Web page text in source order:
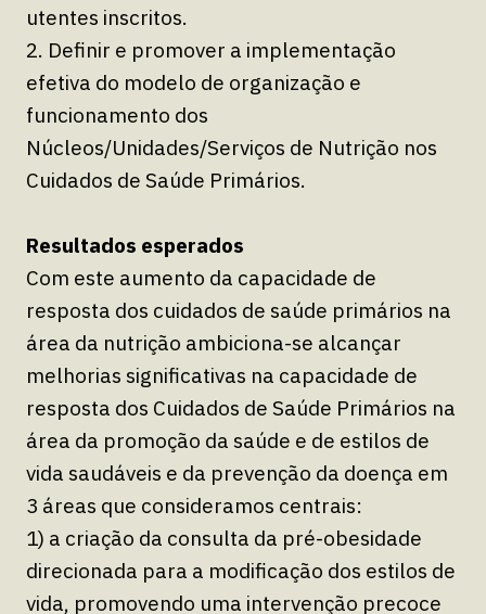
utentes inscritos.
2. Definir e promover a implementação
efetiva do modelo de organização e
funcionamento dos
Núcleos/Unidades/Serviços de Nutrição nos
Cuidados de Saúde Primários.
Resultados esperados
Com este aumento da capacidade de
resposta dos cuidados de saúde primários na
área da nutrição ambiciona-se alcançar
melhorias significativas na capacidade de
resposta dos Cuidados de Saúde Primários na
área da promoção da saúde e de estilos de
vida saudáveis e da prevenção da doença em
3 áreas que consideramos centrais:
1) a criação da consulta da pré-obesidade
direcionada para a modificação dos estilos de
vida, promovendo uma intervenção precoce